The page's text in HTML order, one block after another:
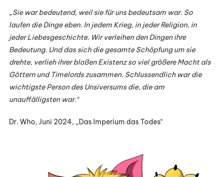
„Sie war bedeutend, weil sie für uns bedeutsam war. So
laufen die Dinge eben. In jedem Krieg, in jeder Religion, in
jeder Liebesgeschichte. Wir verleihen den Dingen ihre
Bedeutung. Und das sich die gesamte Schöpfung um sie
drehte, verlieh ihrer bloßen Existenz so viel größere Macht als
Göttern und Timelords zusammen. Schlussendlich war die
wichtigste Person des Unsiversums die, die am
unauffälligsten war.“
Dr. Who, Juni 2024, „Das Imperium das Todes“